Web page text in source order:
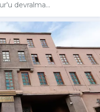
devralma...